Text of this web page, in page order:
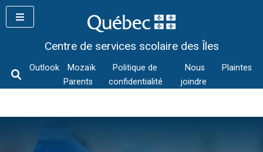
Skip
Centre de services scolaire des Îles
Outlook
Mozaïk
Parents
Politique de
confidentialité
Nous
joindre
Plaintes